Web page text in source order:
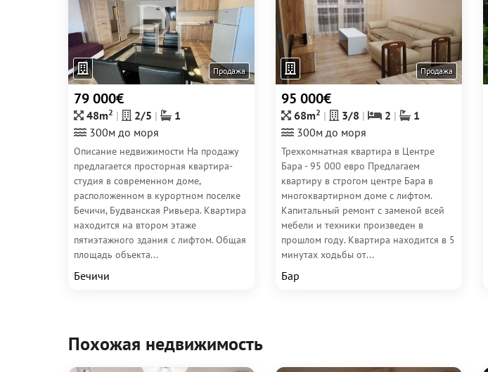
Продажа
79 000€
48m2 2/5
1
300м до моря
Описание недвижимости На продажу
предлагается просторная квартира-
студия в современном доме,
расположенном в курортном поселке
Бечичи, Будванская Ривьера. Квартира
находится на втором этаже
пятиэтажного здания с лифтом. Общая
площадь объекта...
Бечичи
Продажа
95 000€
68m2 3/8 2
1
300м до моря
Трехкомнатная квартира в Центре
Бара - 95 000 евро Предлагаем
квартиру в строгом центре Бара в
многоквартирном доме с лифтом.
Капитальный ремонт с заменой всей
мебели и техники произведен в
прошлом году. Квартира находится в 5
минутах ходьбы от...
Бар
Похожая недвижимость